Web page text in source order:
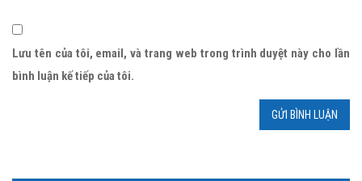
Lưu tên của tôi, email, và trang web trong trình duyệt này cho lần
bình luận kế tiếp của tôi.